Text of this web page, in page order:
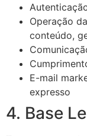
Operação
conteúdo,
E-mail
expresso
4. Base